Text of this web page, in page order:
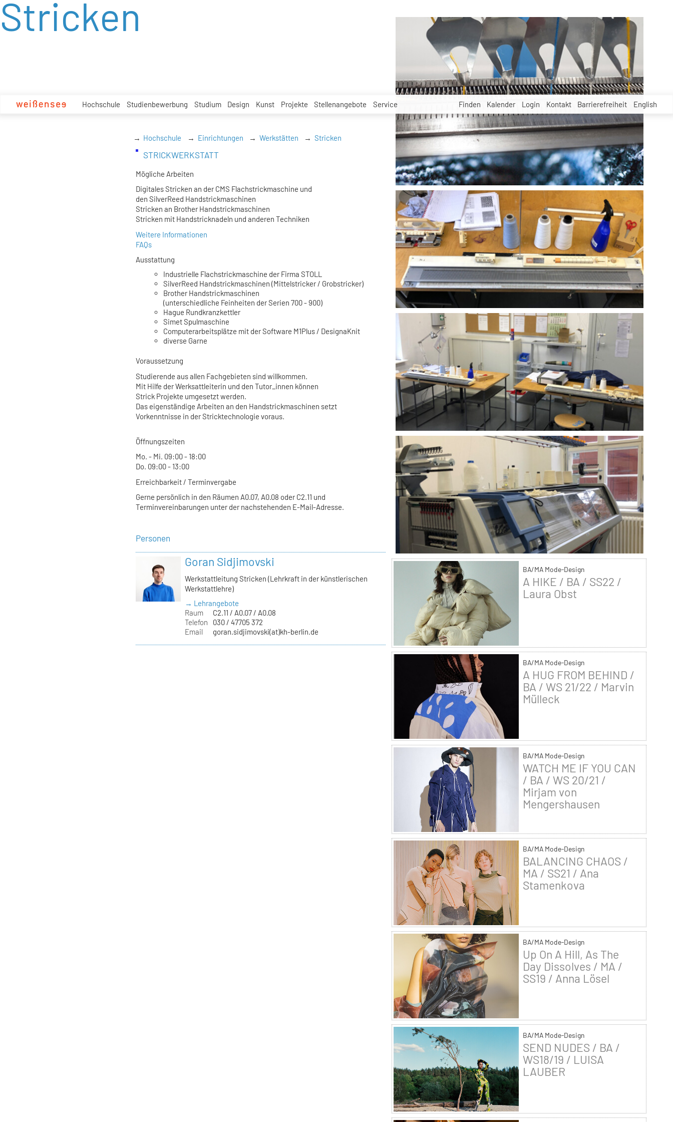
zum
Inhalt
Hochschule Studienbewerbung Studium Design Kunst Projekte Stellenangebote Service Finden Kalender Login Kontakt Barrierefreiheit English
Stricken
Hochschule Einrichtungen Werkstätten Stricken
STRICKWERKSTATT
Mögliche Arbeiten
Digitales Stricken an der CMS Flachstrickmaschine und
den SilverReed Handstrickmaschinen
Stricken an Brother Handstrickmaschinen
Stricken mit Handstricknadeln und anderen Techniken
Weitere Informationen
FAQs
Ausstattung
Industrielle Flachstrickmaschine der Firma STOLL
SilverReed Handstrickmaschinen (Mittelstricker / Grobstricker)
Brother Handstrickmaschinen
(unterschiedliche Feinheiten der Serien 700 - 900)
Hague Rundkranzkettler
Simet Spulmaschine
Computerarbeitsplätze mit der Software M1Plus / DesignaKnit
diverse Garne
Voraussetzung
Studierende aus allen Fachgebieten sind willkommen.
Mit Hilfe der Werksattleiterin und den Tutor_innen können
Strick Projekte umgesetzt werden.
Das eigenständige Arbeiten an den Handstrickmaschinen setzt
Vorkenntnisse in der Stricktechnologie voraus.
Öffnungszeiten
Mo. - Mi. 09:00 - 18:00
Do. 09:00 - 13:00
Erreichbarkeit / Terminvergabe
Gerne persönlich in den Räumen A0.07, A0.08 oder C2.11 und
Terminvereinbarungen unter der nachstehenden E-Mail-Adresse.
Personen
Goran Sidjimovski
Werkstattleitung Stricken (Lehrkraft in der künstlerischen
Werkstattlehre)
→ Lehrangebote
Raum
C2.11 / A0.07 / A0.08
Telefon
030 / 47705 372
Email
goran.sidjimovski(at)kh-berlin.de
BA/MA Mode-Design
A HIKE / BA / SS22 /
Laura Obst
BA/MA Mode-Design
A HUG FROM BEHIND /
BA / WS 21/22 / Marvin
Mülleck
BA/MA Mode-Design
WATCH ME IF YOU CAN
/ BA / WS 20/21 /
Mirjam von
Mengershausen
BA/MA Mode-Design
BALANCING CHAOS /
MA / SS21 / Ana
Stamenkova
BA/MA Mode-Design
Up On A Hill, As The
Day Dissolves / MA /
SS19 / Anna Lösel
BA/MA Mode-Design
SEND NUDES / BA /
WS18/19 / LUISA
LAUBER